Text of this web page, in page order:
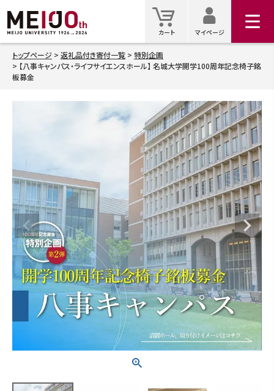
カート
カート
マイ
マイページ
トップページ 返礼品付き寄付一覧
特別企画
【八事キャンパス・ライフサイエンスホール】 名城大学開学100周年記念椅子銘
板募金
検索